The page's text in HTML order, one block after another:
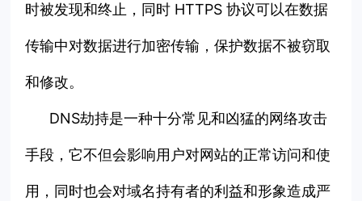
时被发现和终止，同时 HTTPS 协议可以在数据
传输中对数据进行加密传输，保护数据不被窃取
和修改。
DNS劫持是一种十分常见和凶猛的网络攻击
手段，它不但会影响用户对网站的正常访问和使
用，同时也会对域名持有者的利益和形象造成严